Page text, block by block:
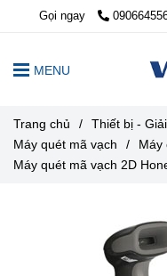
Trang chủ / Thiết bị -
Máy quét mã vạch
/ Máy
Máy quét mã vạch 2D
Gọi ngay
MENU